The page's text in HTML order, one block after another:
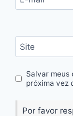
Site
Salvar meus
próxima vez
Por favor